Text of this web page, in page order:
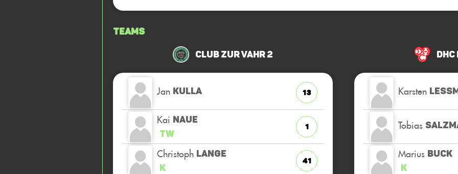
Teams
Club zur Vahr 2
Jan KULLA 13
Kai NAUE
TW
1
Christoph LANGE
K
41
Karsten
Tobias
Marius BUCK
K